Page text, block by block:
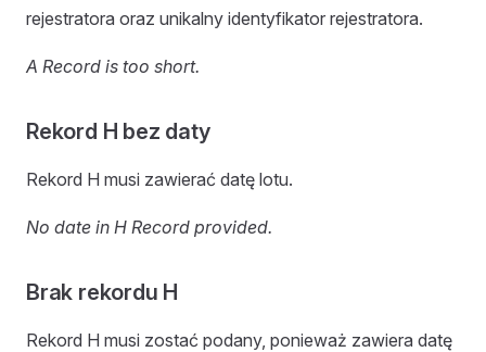
rejestratora oraz unikalny identyfikator rejestratora.
A Record is too short.
Rekord H bez daty
Rekord H musi zawierać datę lotu.
No date in H Record provided.
Brak rekordu H
Rekord H musi zostać podany, ponieważ zawiera datę